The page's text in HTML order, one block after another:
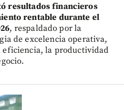
resultados financieros
rentable durante el
, respaldado por la
de excelencia operativa,
eficiencia, la productividad